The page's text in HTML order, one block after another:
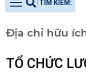
Địa chỉ hữu
TỔ CHỨC